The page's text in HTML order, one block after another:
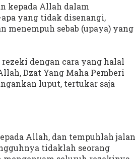
kepada Allah dalam
yang tidak disenangi,
menempuh sebab (upaya) yang
dengan cara yang halal
Dzat Yang Maha Pemberi
luput, tertukar saja
Allah, dan tempuhlah jalan
tidaklah seorang